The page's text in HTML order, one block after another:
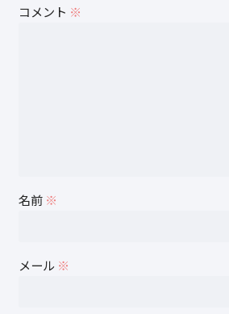
コメント ※
名前 ※
メール ※